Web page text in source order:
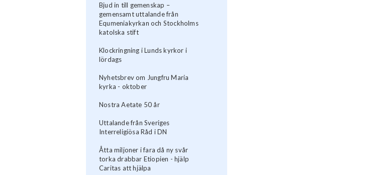
Bjud in till gemenskap –
gemensamt uttalande från
Equmeniakyrkan och Stockholms
katolska stift
Klockringning i Lunds kyrkor i
lördags
Nyhetsbrev om Jungfru Maria
kyrka - oktober
Nostra Aetate 50 år
Uttalande från Sveriges
Interreligiösa Råd i DN
Åtta miljoner i fara då ny svår
torka drabbar Etiopien - hjälp
Caritas att hjälpa